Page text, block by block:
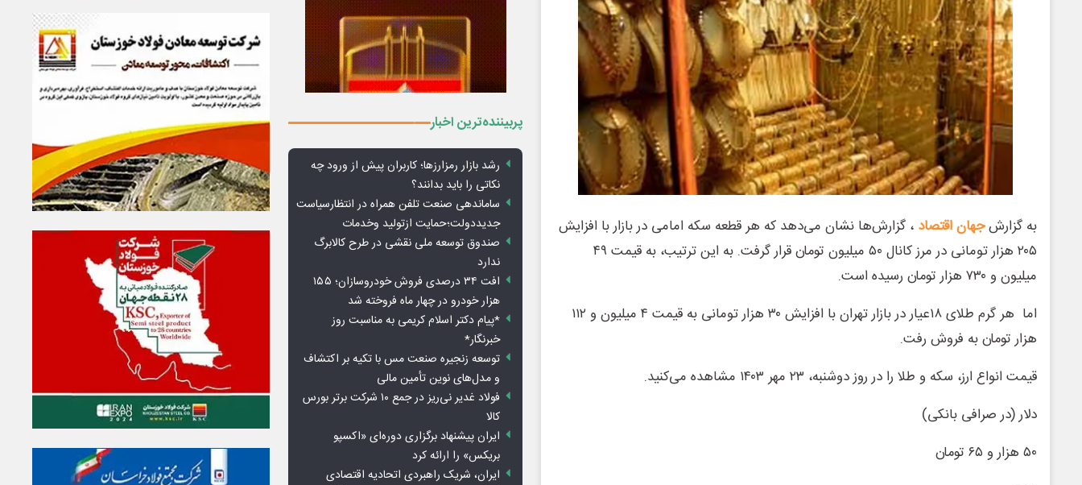
به گزارشجهان اقتصاد ، گزارش‌ها نشان می‌دهد که هر قطعه سکه امامی در بازار با افزایش
۲۰۵ هزار تومانی در مرز کانال ۵۰ میلیون تومان قرار گرفت. به این ترتیب، به قیمت ۴۹
میلیون و ۷۳۰ هزار تومان رسیده است.
اما هر گرم طلای ۱۸عیار در بازار تهران با افزایش ۳۰ هزار تومانی به قیمت ۴ میلیون و ۱۱۲
هزار تومان به فروش رفت.
قیمت انواع ارز، سکه و طلا را در روز دوشنبه، ۲۳ مهر ۱۴۰۳ مشاهده می‌کنید.
دلار (در صرافی بانکی)
۵۰ هزار و ۶۵ تومان
پربیننده‌ترین اخبار
رشد بازار رمزارزها؛ کاربران پیش از ورود چه
نکاتی را باید بدانند؟
ساماندهی صنعت تلفن همراه در انتظارسیاست
جدیددولت؛حمایت ازتولید وخدمات
صندوق توسعه ملی نقشی در طرح کالابرگ
ندارد
افت ۳۴ درصدی فروش خودروسازان؛ ۱۵۵
هزار خودرو در چهار ماه فروخته شد
*پیام دکتر اسلام کریمی به مناسبت روز
خبرنگار*
توسعه زنجیره صنعت مس با تکیه بر اکتشاف
و مدل‌های نوین تأمین مالی
فولاد غدیر نی‌ریز در جمع ۱۰ شرکت برتر بورس
کالا
ایران پیشنهاد برگزاری دوره‌ای «اکسپو
بریکس» را ارائه کرد
ایران، شریک راهبردی اتحادیه اقتصادی